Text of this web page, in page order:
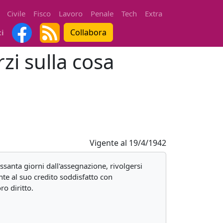
Civile Fisco Lavoro Penale Tech
Extra
Collabora
sulla cosa
Vigente al 19/4/1942
giorni dall'assegnazione, rivolgersi
al suo credito soddisfatto con
diritto.